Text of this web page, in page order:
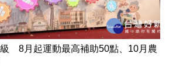
8月起運動最高補助50點、10月農